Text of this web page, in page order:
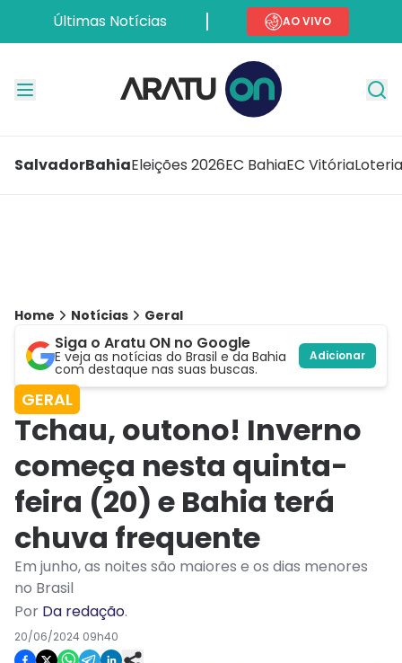
Últimas Notícias AO VIVO
SalvadorBahiaEleições 2026EC BahiaEC Vitória
Home Notícias Geral
Siga o Aratu ON no Google
E veja as notícias do Brasil e da Bahia
com destaque nas suas buscas.
Adicionar
GERAL
Tchau, outono! Inverno
começa nesta quinta-
feira (20) e Bahia terá
chuva frequente
Em junho, as noites são maiores e os dias menores
no Brasil
Por Da redação.
20/06/2024 09h40